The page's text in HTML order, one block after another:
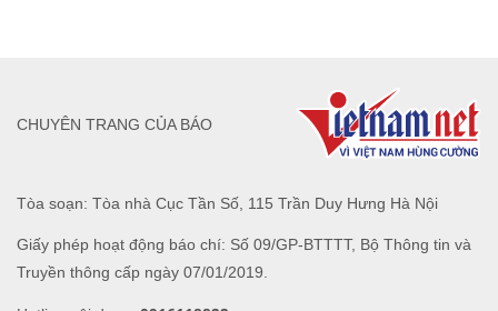
Tòa soạn: Tòa nhà Cục Tần Số, 115 Trần Duy Hưng Hà Nội
Giấy phép hoạt động báo chí: Số 09/GP-BTTTT, Bộ Thông tin và
Truyền thông cấp ngày 07/01/2019.
CHUYÊN TRANG CỦA BÁO